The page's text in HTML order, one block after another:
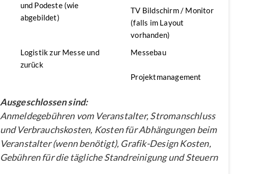
und Podeste (wie
abgebildet)
TV Bildschirm / Monitor
(falls im Layout
vorhanden)
Logistik zur Messe und
zurück
Messebau
Projektmanagement
Ausgeschlossen sind:
Anmeldegebühren vom Veranstalter, Stromanschluss
und Verbrauchskosten, Kosten für Abhängungen beim
Veranstalter (wenn benötigt), Grafik-Design Kosten,
Gebühren für die tägliche Standreinigung und Steuern